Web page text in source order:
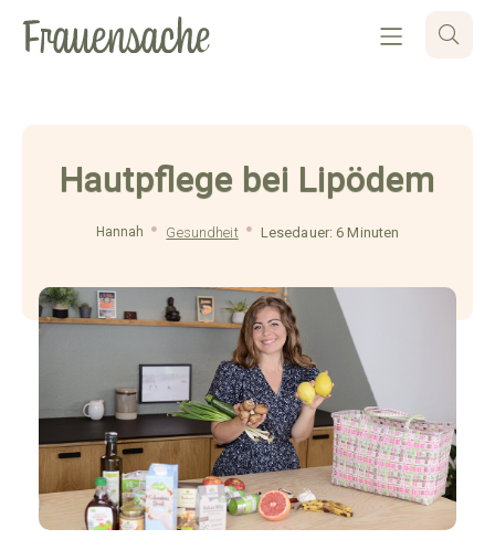
Hautpflege bei Lipödem
Hannah Gesundheit Lesedauer: 6 Minuten